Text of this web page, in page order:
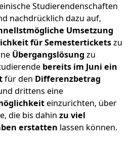
Studierendenschaften
nachdrücklich dazu auf,
Umsetzung
für Semesterticketszu
Übergangslösung zu
bereits im Juni ein
für den Differenzbetrag
drittens eine
einzurichten, über
die bis dahin zu viel
erstatten lassen können.